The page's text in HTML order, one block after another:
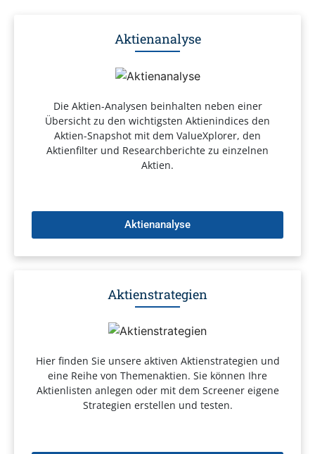
Aktienanalyse
Die Aktien-Analysen beinhalten neben einer
Übersicht zu den wichtigsten Aktienindices den
Aktien-Snapshot mit dem ValueXplorer, den
Aktienfilter und Researchberichte zu einzelnen
Aktien.
Aktienanalyse
Aktienstrategien
Hier finden Sie unsere aktiven Aktienstrategien und
eine Reihe von Themenaktien. Sie können Ihre
Aktienlisten anlegen oder mit dem Screener eigene
Strategien erstellen und testen.